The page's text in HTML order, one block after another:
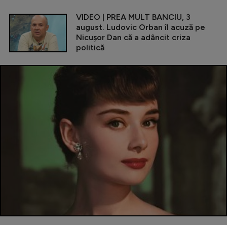
VIDEO | PREA MULT BANCIU, 3
august. Ludovic Orban îl acuză pe
Nicușor Dan că a adâncit criza
politică